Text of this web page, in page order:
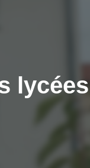
lycées